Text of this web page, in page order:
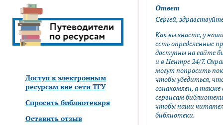
Доступ к электронным
ресурсам вне сети ТГУ
Спросить библиотекаря
Оставить отзыв
Ваш email
CAPTCHA
Введите символы с
Ответ
Сергей,
Как вы знаете, у
есть определенные
доступны на сайте
и в Центре 24/7.
могут попросить
чтобы убедиться,
ознакомлен, а также
сервисам
чтобы наши
библиотеки.